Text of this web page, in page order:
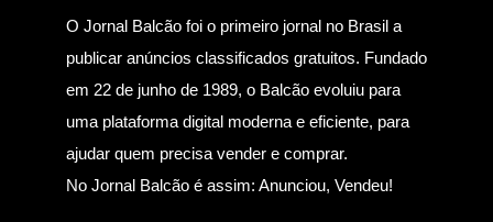
O Jornal Balcão foi o primeiro jornal no Brasil a
publicar anúncios classificados gratuitos. Fundado
em 22 de junho de 1989, o Balcão evoluiu para
uma plataforma digital moderna e eficiente, para
ajudar quem precisa vender e comprar.
No Jornal Balcão é assim: Anunciou, Vendeu!